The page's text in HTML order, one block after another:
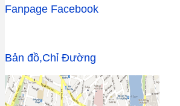
Fanpage Facebook
Bản đồ,Chỉ Đường